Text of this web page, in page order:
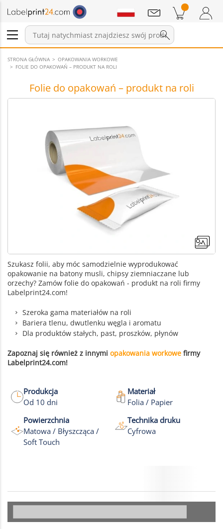
Zaloguj się / Zarejestruj
Pozycji w koszyku
Wiadomości
STRONA GŁÓWNA
OPAKOWANIA WORKOWE
FOLIE DO OPAKOWAŃ – PRODUKT NA ROLI
Folie do opakowań – produkt na roli
Szukasz folii, aby móc samodzielnie wyprodukować
opakowanie na batony musli, chipsy ziemniaczane lub
orzechy? Zamów folie do opakowań - produkt na roli firmy
Labelprint24.com!
Szeroka gama materiałów na roli
Bariera tlenu, dwutlenku węgla i aromatu
Dla produktów stałych, past, proszków, płynów
Zapoznaj się również z innymi opakowania workowe firmy
Labelprint24.com!
Produkcja
Od 10 dni
Materiał
Folia / Papier
Powierzchnia
Matowa / Błyszcząca /
Soft Touch
Technika druku
Cyfrowa